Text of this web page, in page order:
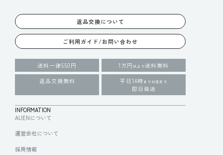
返品交換について
ご利用ガイド/お問い合わせ
送料一律550円 1万円 以上で送料無料
返品交換無料
平日14時 までの注文で
即日発送
INFORMATION
AUENについて
運営会社について
採用情報